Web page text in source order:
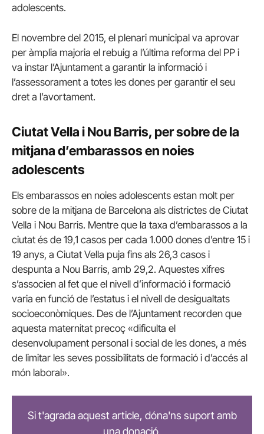
adolescents.
El novembre del 2015, el plenari municipal va aprovar
per àmplia majoria el rebuig a l’última reforma del PP i
va instar l’Ajuntament a garantir la informació i
l’assessorament a totes les dones per garantir el seu
dret a l’avortament.
Ciutat Vella i Nou Barris, per sobre de la
mitjana d’embarassos en noies
adolescents
Els embarassos en noies adolescents estan molt per
sobre de la mitjana de Barcelona als districtes de Ciutat
Vella i Nou Barris. Mentre que la taxa d’embarassos a la
ciutat és de 19,1 casos per cada 1.000 dones d’entre 15 i
19 anys, a Ciutat Vella puja fins als 26,3 casos i
despunta a Nou Barris, amb 29,2. Aquestes xifres
s’associen al fet que el nivell d’informació i formació
varia en funció de l’estatus i el nivell de desigualtats
socioeconòmiques. Des de l’Ajuntament recorden que
aquesta maternitat precoç «dificulta el
desenvolupament personal i social de les dones, a més
de limitar les seves possibilitats de formació i d’accés al
món laboral».
Si t'agrada aquest article, dóna'ns suport amb
una donació.